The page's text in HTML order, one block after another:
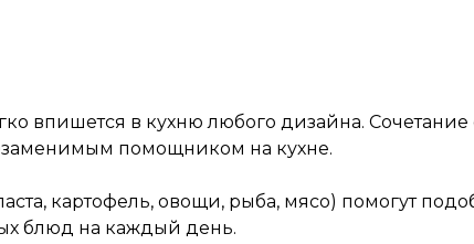
впишется в кухню любого дизайна. Сочетание
помощником на кухне.
картофель, овощи, рыба, мясо) помогут
блюд на каждый день.